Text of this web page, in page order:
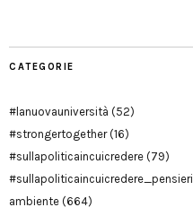
CATEGORIE
#lanuovauniversità (52)
#strongertogether(16)
#sullapoliticaincuicredere (79)
#sullapoliticaincuicredere_pensieri
ambiente (664)